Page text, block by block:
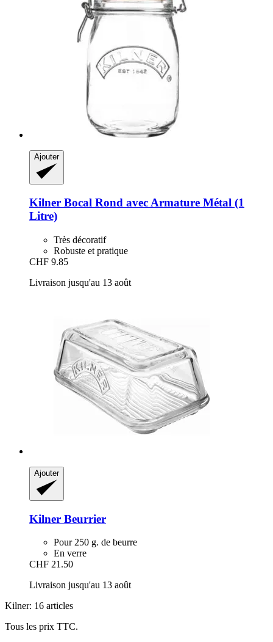
Ajouter
Kilner Bocal Rond avec Armature Métal (1
Litre)
Très décoratif
Robuste et pratique
CHF 9.85
Livraison jusqu'au 13 août
Ajouter
Kilner Beurrier
Pour 250 g. de beurre
En verre
CHF 21.50
Livraison jusqu'au 13 août
Kilner: 16 articles
Tous les prix TTC.